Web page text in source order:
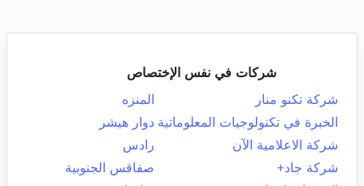
شركات في نفس الإختصاص
شركة تكنو منار
المنزه
الخبرة في تكنولوجيات المعلوماتية دوار هيشر
شركة الاعلامية الآن
رادس
شركة جاد+
صفاقس الجنوبية